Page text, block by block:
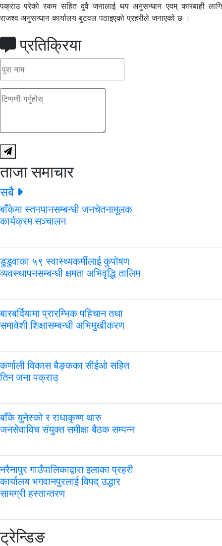
पक्राउ परेको रकम सहित दुवै जनालाई थप अनुसन्धान एवम् कारबाही लागि
राजश्व अनुसन्धान कार्यालय बुटवल पठाइएको प्रहरीले जनाएको छ ।
प्रतिक्रिया
ताजा समाचार
सबै
बाँकेमा स्तनपानसम्बन्धी जनचेतनामूलक
कार्यक्रम सञ्चालन
डुडुवाका ५९ स्वास्थ्यकर्मीलाई कुपोषण
व्यवस्थापनसम्बन्धी क्षमता अभिवृद्धि तालिम
बारबर्दियामा प्रारम्भिक पहिचान तथा
समावेशी शिक्षासम्बन्धी अभिमुखीकरण
कर्णाली विकास बैङ्कका सीईओ सहित
तिन जना पक्राउ
बाँके युनेस्को र राधाकृष्ण थारु
जनसेवाविच संयुक्त समीक्षा बैठक सम्पन्न
नरैनापुर गाउँपालिकाद्वारा इलाका प्रहरी
कार्यालय भगवानपुरलाई विपद् उद्धार
सामग्री हस्तान्तरण
ट्रेन्डिङ